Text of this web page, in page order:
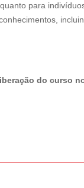
para
do curso